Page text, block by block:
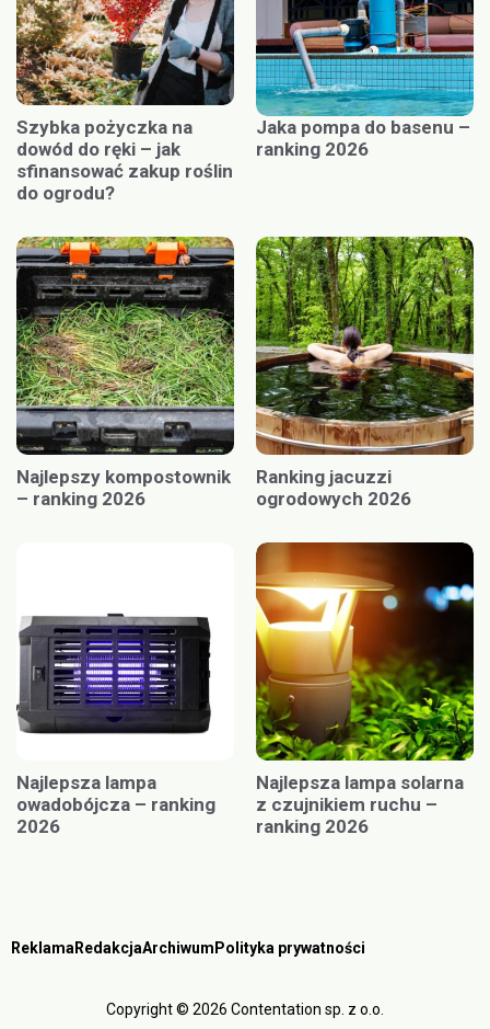
Szybka pożyczka na
dowód do ręki – jak
sfinansować zakup roślin
do ogrodu?
Jaka pompa do basenu –
ranking 2026
Najlepszy kompostownik
– ranking 2026
Ranking jacuzzi
ogrodowych 2026
Najlepsza lampa
owadobójcza – ranking
2026
Najlepsza lampa solarna
z czujnikiem ruchu –
ranking 2026
Reklama RedakcjaArchiwum Polityka prywatności
Copyright © 2026 Contentation sp. z o.o.